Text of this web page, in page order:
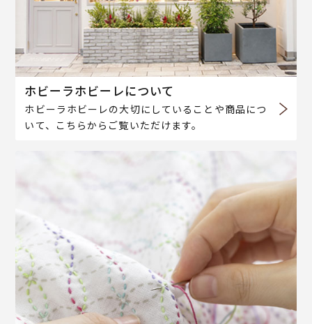
ホビーラホビーレについて
ホビーラホビーレの大切にしていることや商品につ
いて、こちらからご覧いただけます。